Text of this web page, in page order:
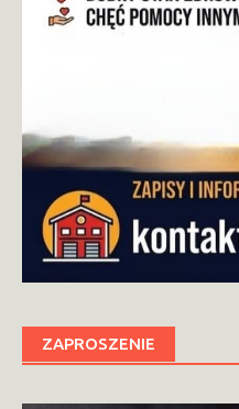
ZAPROSZENIE